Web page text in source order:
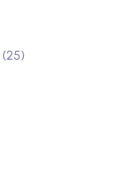
(25)